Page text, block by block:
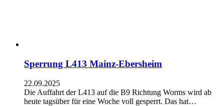
Sperrung L413 Mainz-Ebersheim
22.09.2025
Die Auffahrt der L413 auf die B9 Richtung Worms wird ab
heute tagsüber für eine Woche voll gesperrt. Das hat…